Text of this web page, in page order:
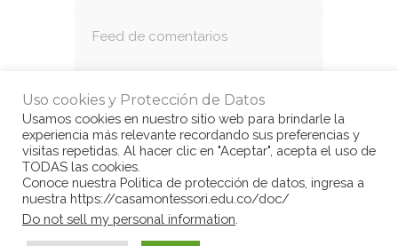
Feed de comentarios
© Copyright Casa Montessori 2017
Uso cookies y Protección de Datos
Usamos cookies en nuestro sitio web para brindarle la
experiencia más relevante recordando sus preferencias y
visitas repetidas. Al hacer clic en "Aceptar", acepta el uso de
TODAS las cookies.
Conoce nuestra Politica de protección de datos, ingresa a
nuestra https://casamontessori.edu.co/doc/
Do not sell my personal information